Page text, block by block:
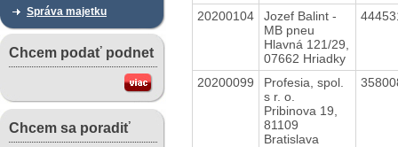
Správa majetku
Chcem podať podnet
Chcem sa poradiť
20200104
Jozef Balint -
MB pneu
Hlavná 121/29,
07662 Hriadky
20200099
Profesia, spol.
s r. o.
Pribinova 19,
81109
Bratislava